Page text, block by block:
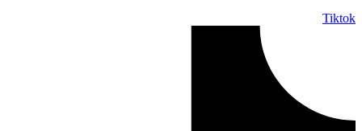
Tiktok